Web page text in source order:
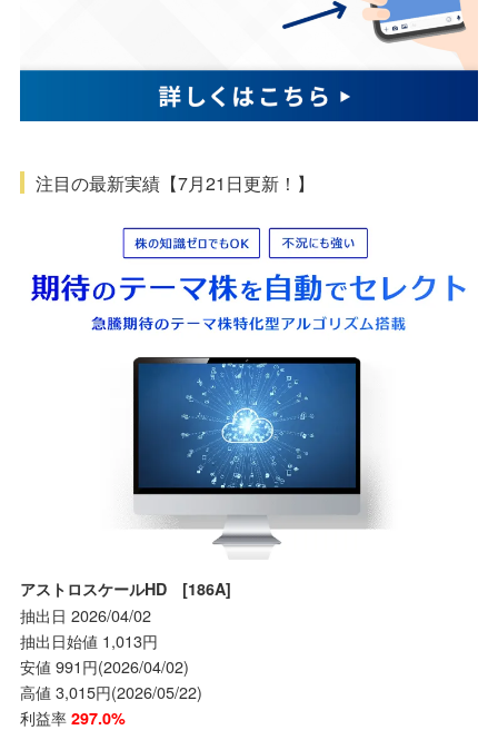
注目の最新実績【7月21日更新！】
アストロスケールHD [186A]
抽出日 2026/04/02
抽出日始値 1,013円
安値 991円(2026/04/02)
高値 3,015円(2026/05/22)
利益率 297.0%